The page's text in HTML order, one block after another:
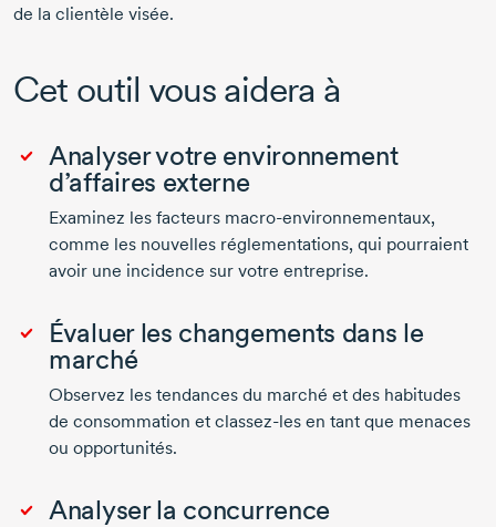
de la clientèle visée.
Cet outil vous aidera à
Analyser votre environnement
d’affaires externe
Examinez les facteurs macro-environnementaux,
comme les nouvelles réglementations, qui pourraient
avoir une incidence sur votre entreprise.
Évaluer les changements dans le
marché
Observez les tendances du marché et des habitudes
de consommation et classez-les en tant que menaces
ou opportunités.
Analyser la concurrence